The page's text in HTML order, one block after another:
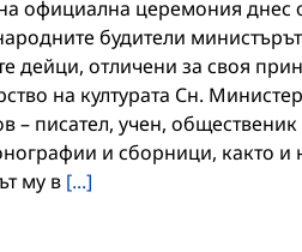
официална церемония
будители
дейци, отличени за своя
на културата Сн.
– писател, учен,
и сборници, както и
му в [...]